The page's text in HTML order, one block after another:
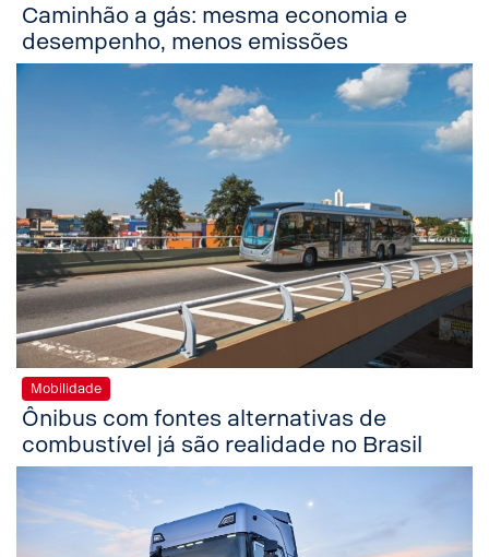
Caminhão a gás: mesma economia e
desempenho, menos emissões
Mobilidade
Ônibus com fontes alternativas de
combustível já são realidade no Brasil